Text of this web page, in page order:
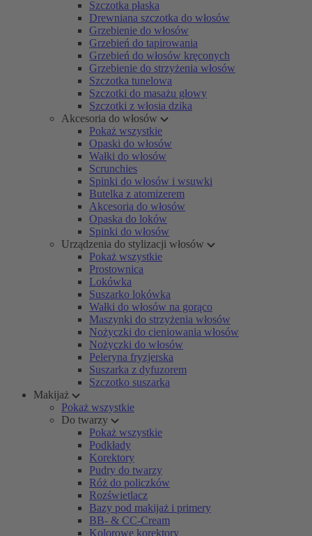
Szczotka płaska
Drewniana szczotka do włosów
Grzebienie do włosów
Grzebień do tapirowania
Grzebień do włosów kręconych
Grzebienie do strzyżenia włosów
Szczotka tunelowa
Szczotki do masażu głowy
Szczotki z włosia dzika
Akcesoria do włosów
Pokaż wszystkie
Opaski do włosów
Wałki do włosów
Scrunchies
Spinki do włosów i wsuwki
Butelka z atomizerem
Akcesoria do włosów
Opaska do loków
Spinki do włosów
Urządzenia do stylizacji włosów
Pokaż wszystkie
Prostownica
Lokówka
Suszarko lokówka
Wałki do włosów na gorąco
Maszynki do strzyżenia włosów
Nożyczki do cieniowania włosów
Nożyczki do włosów
Peleryna fryzjerska
Suszarka z dyfuzorem
Szczotko suszarka
Makijaż
Pokaż wszystkie
Do twarzy
Pokaż wszystkie
Podkłady
Korektory
Pudry do twarzy
Róż do policzków
Rozświetlacz
Bazy pod makijaż i primery
BB- & CC-Cream
Kolorowe korektory